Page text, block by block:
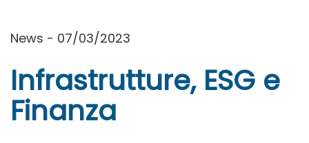
News - 07/03/2023
Infrastrutture, ESG e
Finanza